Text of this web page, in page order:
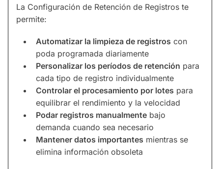
La Configuración de Retención de Registros te
permite:
Automatizar la limpieza de registros con
poda programada diariamente
Personalizar los períodos de retención para
cada tipo de registro individualmente
Controlar el procesamiento por lotes para
equilibrar el rendimiento y la velocidad
Podar registros manualmente bajo
demanda cuando sea necesario
Mantener datos importantes mientras se
elimina información obsoleta